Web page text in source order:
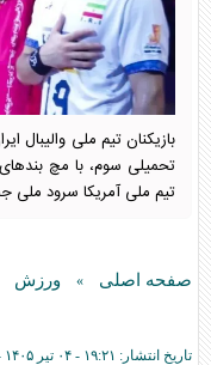
بازیکنان تیم ملی والیبال
تحمیلی سوم، با مچ
تیم ملی آمریکا سرود ملی
صفحه اصلی » ورزش
تاریخ انتشار: ۱۹:۲۱ - ۰۴ تير ۱۴۰۵ -